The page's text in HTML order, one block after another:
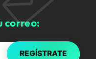
correo:
REGÍSTRATE